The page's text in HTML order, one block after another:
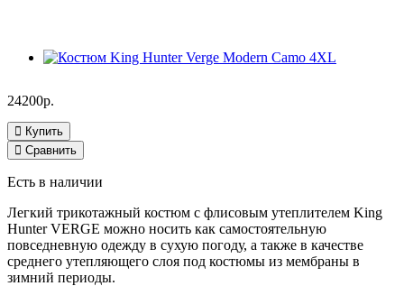
24200р.
Купить
Сравнить
Есть в наличии
Легкий трикотажный костюм с флисовым утеплителем King
Hunter VERGE можно носить как самостоятельную
повседневную одежду в сухую погоду, а также в качестве
среднего утепляющего слоя под костюмы из мембраны в
зимний периоды.